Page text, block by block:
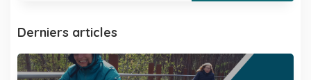
Derniers articles